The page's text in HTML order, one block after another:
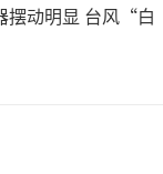
摆动明显 台风“白